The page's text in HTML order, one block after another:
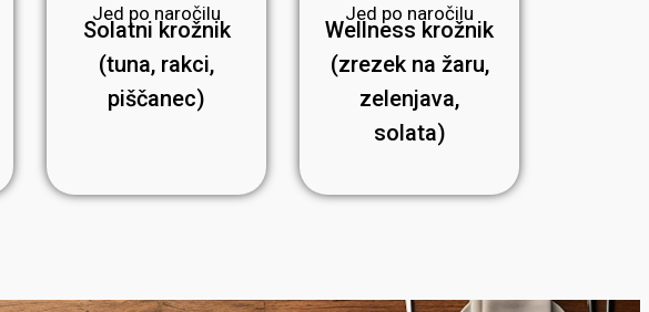
Jed po naročilu
Solatni krožnik
(tuna, rakci,
piščanec)
Jed po naročilu
Wellness krožnik
(zrezek na žaru,
zelenjava,
solata)